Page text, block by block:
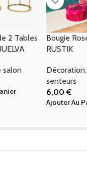
2 Tables
salon
Bougie
RUSTIK
Décoration
senteurs
6,00€
Ajouter Au